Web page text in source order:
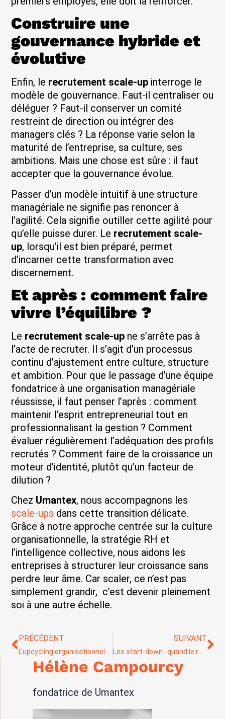
Construire une
gouvernance hybride et
évolutive
Enfin, le recrutement scale-up interroge le
modèle de gouvernance. Faut-il centraliser ou
déléguer ? Faut-il conserver un comité
restreint de direction ou intégrer des
managers clés ? La réponse varie selon la
maturité de l’entreprise, sa culture, ses
ambitions. Mais une chose est sûre : il faut
accepter que la gouvernance évolue.
Passer d’un modèle intuitif à une structure
managériale ne signifie pas renoncer à
l’agilité. Cela signifie outiller cette agilité pour
qu’elle puisse durer. Le recrutement scale-
up, lorsqu’il est bien préparé, permet
d’incarner cette transformation avec
discernement.
Et après : comment faire
vivre l’équilibre ?
Le recrutement scale-up ne s’arrête pas à
l’acte de recruter. Il s’agit d’un processus
continu d’ajustement entre culture, structure
et ambition. Pour que le passage d’une équipe
fondatrice à une organisation managériale
réussisse, il faut penser l’après : comment
maintenir l’esprit entrepreneurial tout en
professionnalisant la gestion ? Comment
évaluer régulièrement l’adéquation des profils
recrutés ? Comment faire de la croissance un
moteur d’identité, plutôt qu’un facteur de
dilution ?
Chez Umantex, nous accompagnons les
scale-ups dans cette transition délicate.
Grâce à notre approche centrée sur la culture
organisationnelle, la stratégie RH et
l’intelligence collective, nous aidons les
entreprises à structurer leur croissance sans
perdre leur âme. Car scaler, ce n’est pas
simplement grandir, c’est devenir pleinement
soi à une autre échelle.
PRÉCÉDENT SUIVANT
Hélène Campourcy
fondatrice de Umantex